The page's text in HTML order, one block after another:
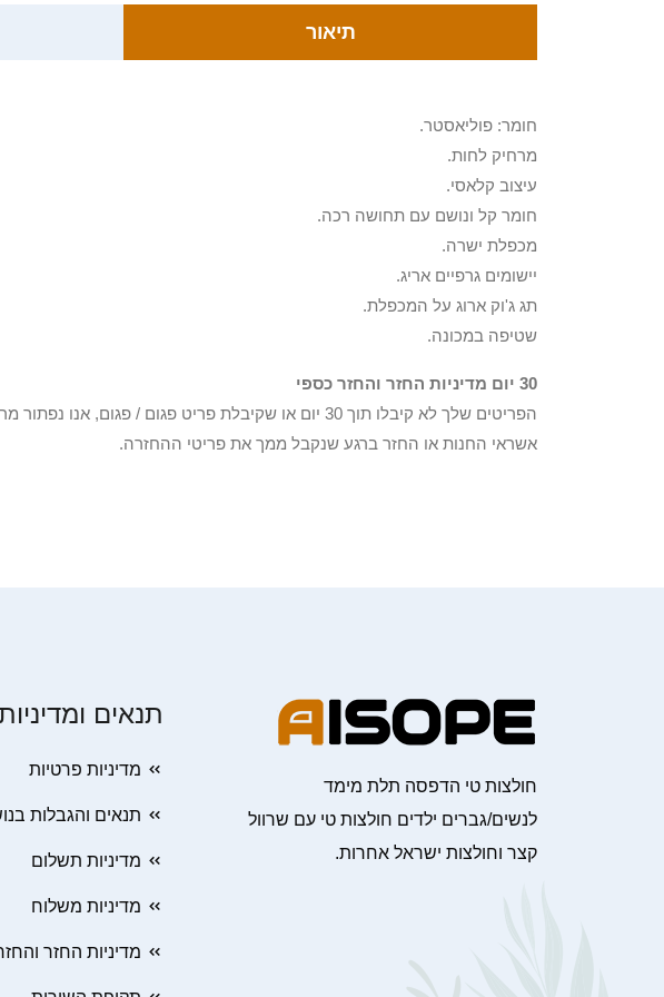
תיאור
חומר: פוליאסטר.
מרחיק לחות.
עיצוב קלאסי.
חומר קל ונושם עם תחושה רכה.
מכפלת ישרה.
יישומים גרפיים אריג.
תג ג'וק ארוג על המכפלת.
שטיפה במכונה.
30 יום מדיניות החזר והחזר כספי
הפריטים שלך לא קיבלו תוך 30 יום או שקיבלת פריט
אשראי החנות או החזר ברגע שנקבל ממך את פריטי ההחזרה.
חולצות טי הדפסה תלת מימד
לנשים/גברים ילדים חולצות טי עם שרוול
קצר וחולצות ישראל אחרות.
תנאים
מדיניות פרטיות
תנאים והגבלות
מדיניות תשלום
מדיניות משלוח
מדיניות החזר